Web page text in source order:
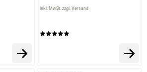
inkl. MwSt. zzgl. Versand